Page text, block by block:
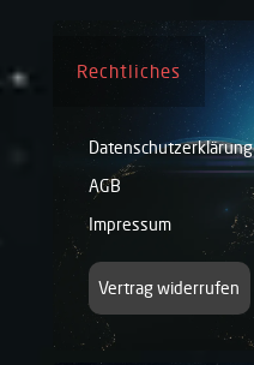
Rechtliches
Datenschutzerklärung
AGB
Impressum
Vertrag widerrufen